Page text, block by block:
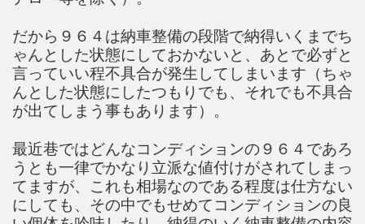
だから９６４は納車整備の段階で納得いくまでち
ゃんとした状態にしておかないと、あとで必ずと
言っていい程不具合が発生してしまいます（ちゃ
んとした状態にしたつもりでも、それでも不具合
が出てしまう事もあります）。
最近巷ではどんなコンディションの９６４であろ
うとも一律でかなり立派な値付けがされてしまっ
てますが、これも相場なのである程度は仕方ない
にしても、その中でもせめてコンディションの良